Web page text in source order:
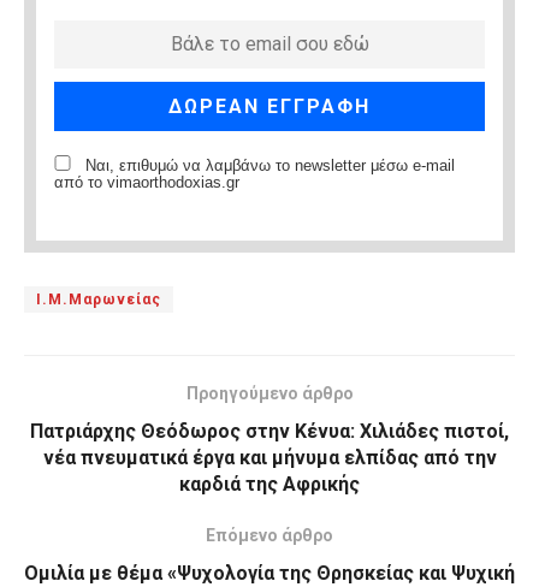
Ναι, επιθυμώ να λαμβάνω το newsletter μέσω e-mail
από το vimaorthodoxias.gr
Ι.Μ.Μαρωνείας
Προηγούμενο άρθρο
Πατριάρχης Θεόδωρος στην Κένυα: Χιλιάδες πιστοί,
νέα πνευματικά έργα και μήνυμα ελπίδας από την
καρδιά της Αφρικής
Επόμενο άρθρο
Ομιλία με θέμα «Ψυχολογία της Θρησκείας και Ψυχική